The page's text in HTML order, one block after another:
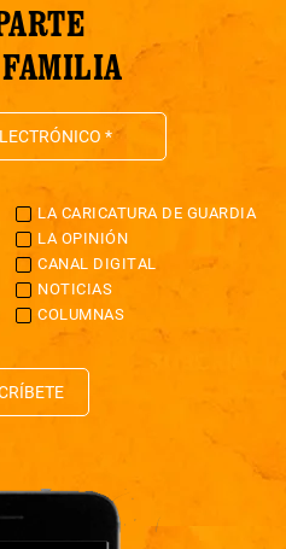
LA CARICATURA DE GUARDIA
LA OPINIÓN
CANAL DIGITAL
NOTICIAS
COLUMNAS